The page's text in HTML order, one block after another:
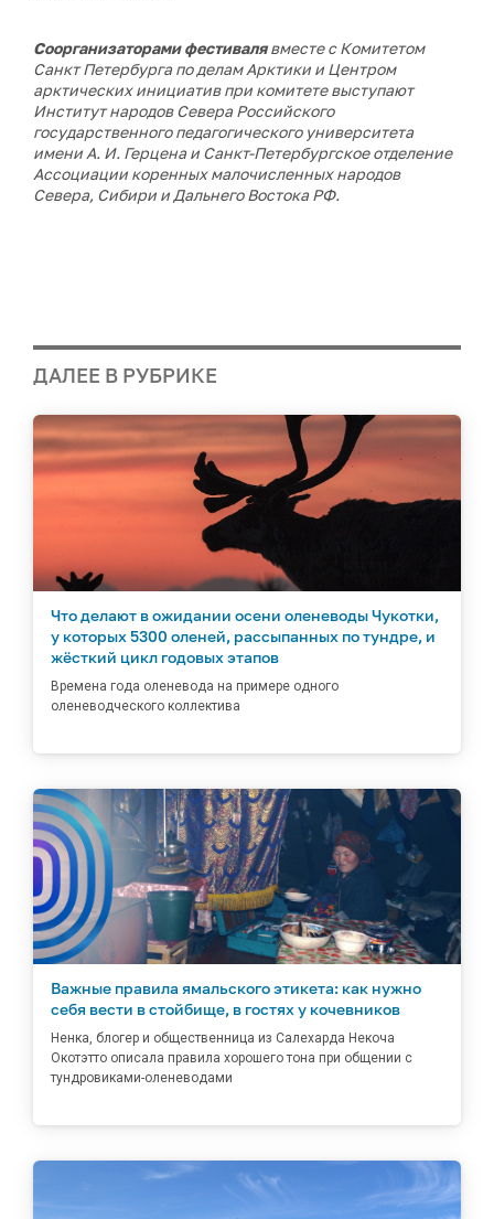
Соорганизаторами фестивалявместе с Комитетом
Санкт Петербурга по делам Арктики и Центром
арктических инициатив при комитете выступают
Институт народов Севера Российского
государственного педагогического университета
имени А. И. Герцена и Санкт-Петербургское отделение
Ассоциации коренных малочисленных народов
Севера, Сибири и Дальнего Востока РФ.
ДАЛЕЕ В РУБРИКЕ
Что делают в ожидании осени оленеводы Чукотки,
у которых 5300 оленей, рассыпанных по тундре, и
жёсткий цикл годовых этапов
Времена года оленевода на примере одного
оленеводческого коллектива
Важные правила ямальского этикета: как нужно
себя вести в стойбище, в гостях у кочевников
Ненка, блогер и общественница из Салехарда Некоча
Окотэтто описала правила хорошего тона при общении с
тундровиками-оленеводами